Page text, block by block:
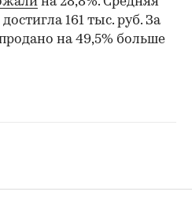
161 тыс. руб. За
на 49,5% больше